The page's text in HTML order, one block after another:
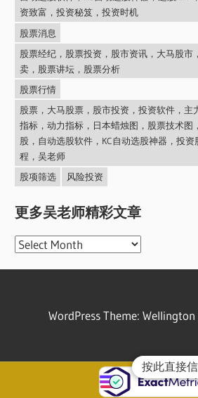
资致富，投资秘笈，投资时机
股票消息
股票经纪，股票投资，股市资讯，大马股市
卖，股票讲坛，股票分析
股票行情
股票，大马股票，股市投资，投资软件，主
指标，动力指标，日本蜡烛图，股票技术图
股，自动选股软件，KC自动选股神器，投
程，吴老师
股项筛选
风险投资
更多吴老师精彩文章
更
彩
WordPress Theme: Wellington
按此直接